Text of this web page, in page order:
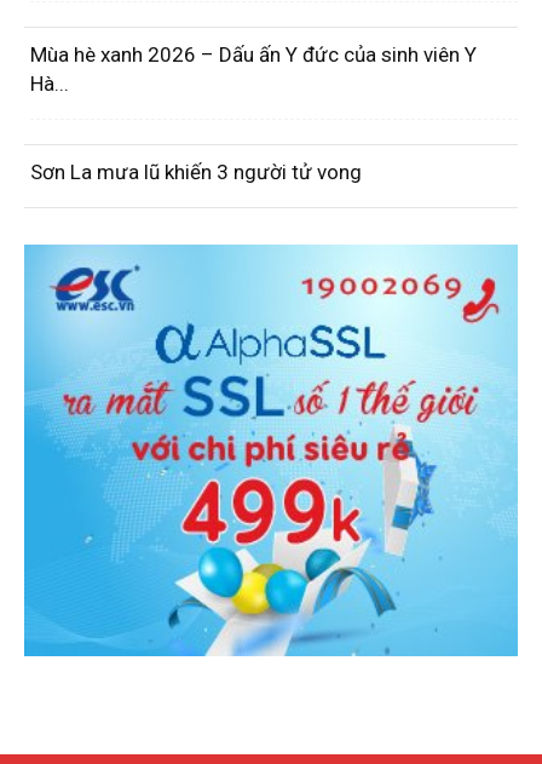
Mùa hè xanh 2026 – Dấu ấn Y đức của sinh viên Y
Hà...
Sơn La mưa lũ khiến 3 người tử vong